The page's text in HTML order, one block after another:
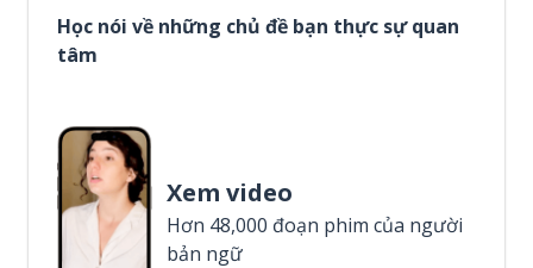
Học nói về những chủ đề bạn thực sự quan
tâm
Xem video
Hơn 48,000 đoạn phim của người
bản ngữ